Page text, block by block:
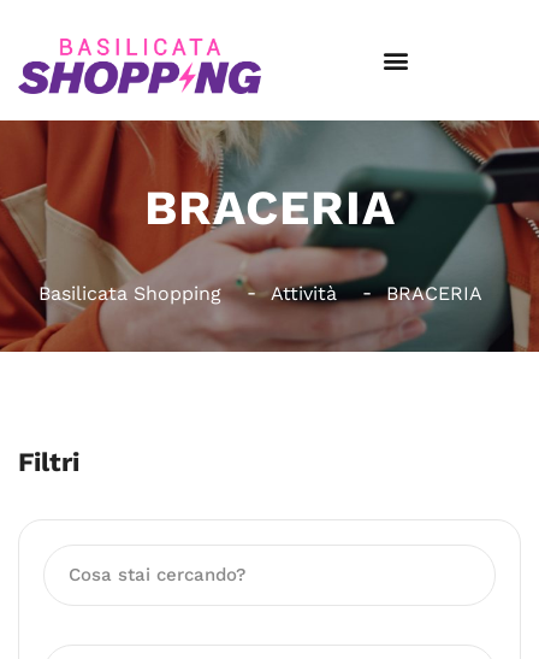
BRACERIA
Basilicata Shopping Attività BRACERIA
Filtri